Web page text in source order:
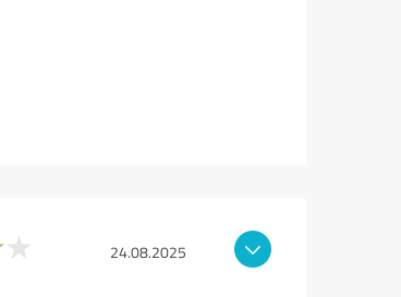
24.08.2025